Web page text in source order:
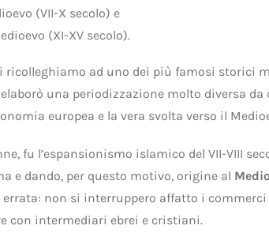
(VII-X secolo) e
(XI-XV secolo).
ricolleghiamo ad uno dei più famosi storici
elaborò una periodizzazione molto diversa
europea e la vera svolta verso il
fu l’espansionismo islamico del VII-VIII
e dando, per questo motivo, origine al
errata: non si interruppero affatto i
con intermediari ebrei e cristiani.